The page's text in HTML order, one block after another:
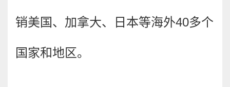
销美国、加拿大、日本等海外40多个
国家和地区。